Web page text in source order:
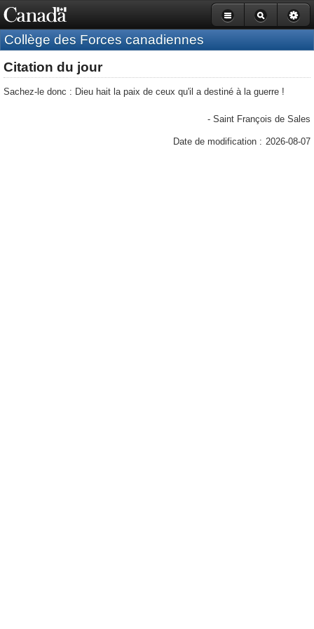
au
contenu
HTML
simplifiée
Barre
de
navigation
du
du
Canada
Collège des Forces canadiennes
Citation du jour
Sachez-le donc : Dieu hait la paix de ceux qu'il a destiné à la guerre !
- Saint François de Sales
Date de modification : 2026-08-07